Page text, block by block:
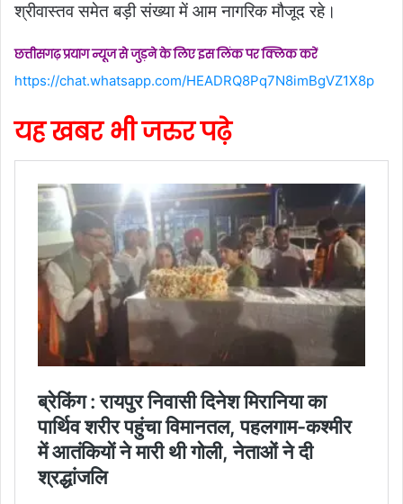
श्रीवास्तव समेत बड़ी संख्या में आम नागरिक मौजूद रहे।
छत्तीसगढ़ प्रयाग न्यूज से जुड़ने के लिए इस लिंक पर क्लिक करें
https://chat.whatsapp.com/HEADRQ8Pq7N8imBgVZ1X8p
यह खबर भी जरुर पढ़े